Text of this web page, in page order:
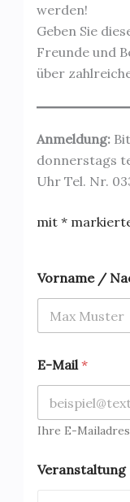
werden!
Geben Sie
Freunde und
über
Anmeldung:
donnerstags
Uhr Tel. Nr.
mit *
Vorname /
E-Mail*
Ihre E-
Veranstaltung